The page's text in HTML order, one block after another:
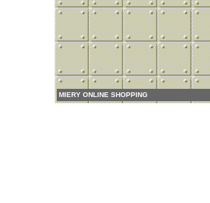
MIERY ONLINE SHOPPING